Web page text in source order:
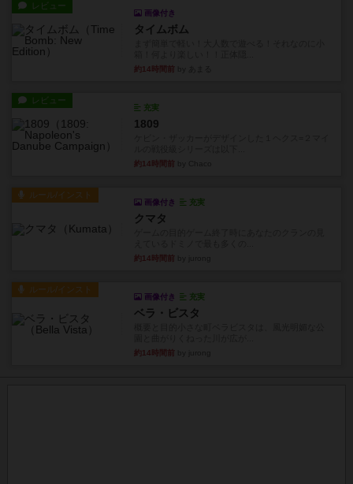
レビュー
画像付き
タイムボム
約14時間前
レビュー
充実
1809
約14時間前
ルール/インスト
画像付き 充実
クマタ
約14時間前
ルール/インスト
画像付き 充実
ベラ・ビスタ
約14時間前